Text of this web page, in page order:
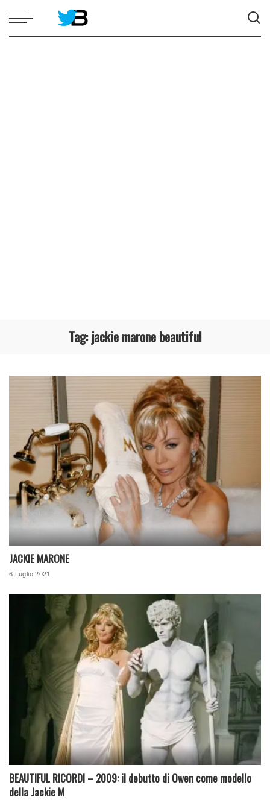
Tag:jackie marone beautiful
JACKIE MARONE
6 Luglio 2021
BEAUTIFUL RICORDI – 2009: il debutto di Owen come modello
della Jackie M